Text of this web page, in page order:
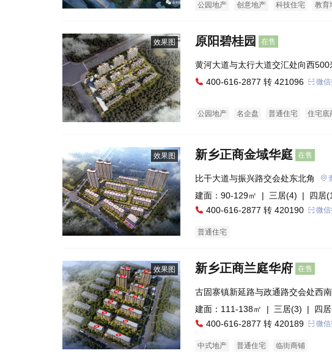
公园地产 创意地产 科技住宅 教育
效果图 原阳碧桂园 在售
黄河大道与太行大道交汇处向西500
400-616-2877 转 421096 微
公园地产 名企盘 普通住宅 住宅底
效果图 新乡正商金域华庭 在售
比干大道与振兴路交会处东北角
建面：90-129㎡ | 三居(4) | 四居
400-616-2877 转 420190 微
普通住宅
效果图 新乡正商兰庭华府 在售
古固寨镇新延路与政通路交会处西
建面：111-138㎡ | 三居(3) | 四
400-616-2877 转 420189 微
中式地产 普通住宅 临街商铺